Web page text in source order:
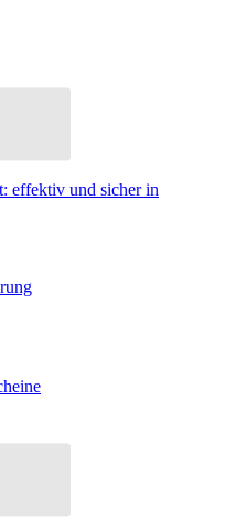
effektiv und sicher in